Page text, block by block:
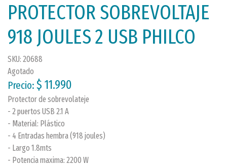
PROTECTOR SOBREVOLTAJE
918 JOULES 2 USB PHILCO
SKU: 20688
Agotado
Precio: $ 11.990
Protector de sobrevolateje
- 2 puertos USB 2.1 A
- Material: Plástico
- 4 Entradas hembra (918 joules)
- Largo 1.8mts
- Potencia maxima: 2200 W